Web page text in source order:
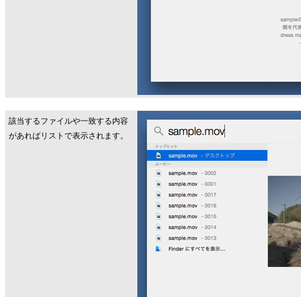
該当するファイルや一致する内容
があればリストで表示されます。